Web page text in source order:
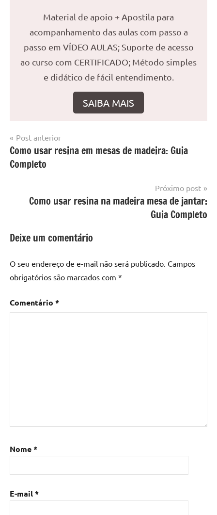
Material de apoio + Apostila para
acompanhamento das aulas com passo a
passo em VÍDEO AULAS; Suporte de acesso
ao curso com CERTIFICADO; Método simples
e didático de fácil entendimento.
SAIBA MAIS
Marcado
com
mesa
epoxi
mesa
madeira,
Mesa
madeira
com
de
com
madeira
mesa
Mesa
resinada
Navegação
de
Post
Post anterior
Como usar resina em mesas de madeira: Guia
Completo
Próximo post
Como usar resina na madeira mesa de jantar:
Guia Completo
Deixe um comentário
O seu endereço de e-mail não será publicado. Campos
obrigatórios são marcados com *
Comentário *
Nome*
E-mail*